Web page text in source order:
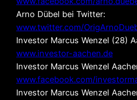
Arno Dübel bei Twitter:
www.twitter.com/
Investor Marcus Wenzel (28)
www.investor-aachen.de
Investor Marcus Wenzel
www.facebook.com/
Investor Marcus Wenzel